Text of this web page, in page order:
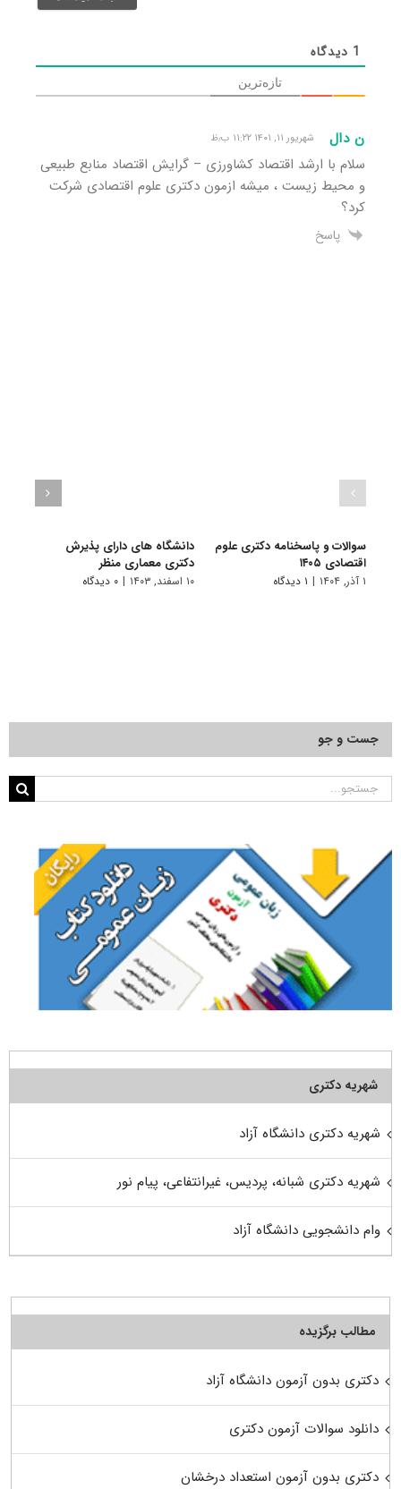
1 دیدگاه
تازه‌ترین
ن دال شهریور ۱۱, ۱۴۰۱ ۱۱:۲۲ ب٫ظ
سلام با ارشد اقتصاد کشاورزی – گرایش اقتصاد منابع طبیعی
و محیط زیست ، میشه ازمون دکتری علوم اقتصادی شرکت
کرد؟
پاسخ
سوالات و پاسخنامه دکتری علوم
اقتصادی ۱۴۰۵
۱ آذر, ۱۴۰۴ | ۱ دیدگاه
دانشگاه های دارای پذیرش
دکتری ﻣﻌﻤﺎری منظر
۱۰ اسفند, ۱۴۰۳ | ۰ دیدگاه
جست و جو
جستجو
شهریه دکتری
شهریه دکتری دانشگاه آزاد
شهریه دکتری شبانه، پردیس، غیرانتفاعی، پیام نور
وام دانشجویی دانشگاه آزاد
مطالب برگزیده
دکتری بدون آزمون دانشگاه آزاد
دانلود سوالات آزمون دکتری
دکتری بدون آزمون استعداد درخشان